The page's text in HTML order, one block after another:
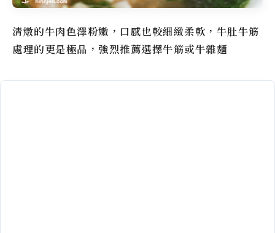
清燉的牛肉色澤粉嫩，口感也較細緻柔軟，牛肚牛筋
處理的更是極品，強烈推薦選擇牛筋或牛雜麵